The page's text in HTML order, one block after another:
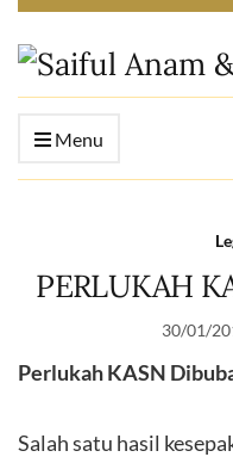
Menu
PERLUKAH
30/01/
Perlukah KASN
Salah satu hasil